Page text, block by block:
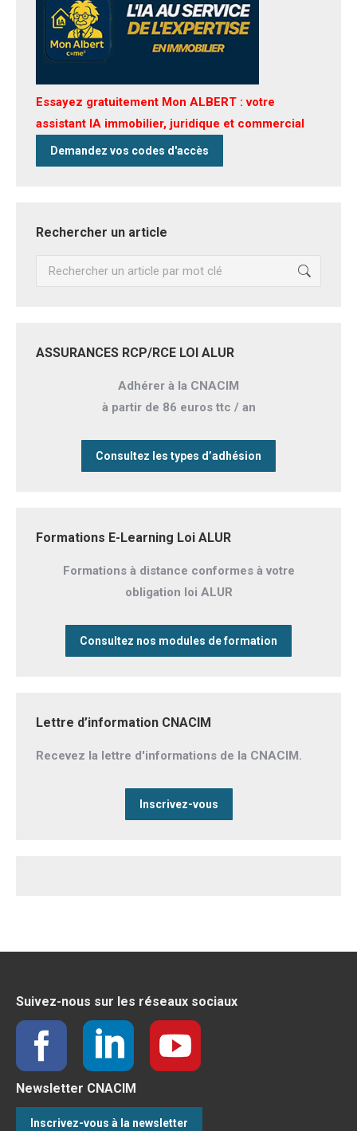
Essayez gratuitement Mon ALBERT : votre
assistant IA immobilier, juridique et commercial
Demandez vos codes d'accès
Rechercher un article
Recherche
ASSURANCES RCP/RCE LOI ALUR
Adhérer à la CNACIM
à partir de 86 euros ttc / an
Consultez les types d’adhésion
Formations E-Learning Loi ALUR
Formations à distance conformes à votre
obligation loi ALUR
Consultez nos modules de formation
Lettre d’information CNACIM
Recevez la lettre d'informations de la CNACIM.
Inscrivez-vous
Suivez-nous sur les réseaux sociaux
Newsletter CNACIM
Inscrivez-vous à la newsletter